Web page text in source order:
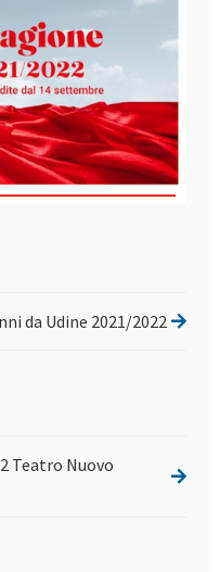
da Udine 2021/2022
Teatro Nuovo